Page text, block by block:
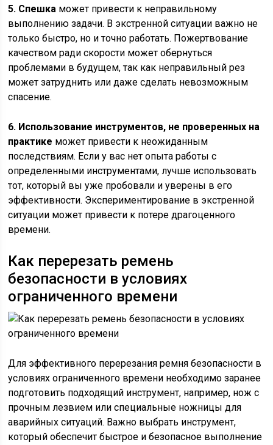
5. Спешка может привести к неправильному
выполнению задачи. В экстренной ситуации важно не
только быстро, но и точно работать. Пожертвование
качеством ради скорости может обернуться
проблемами в будущем, так как неправильный рез
может затруднить или даже сделать невозможным
спасение.
6. Использование инструментов, не проверенных на
практике может привести к неожиданным
последствиям. Если у вас нет опыта работы с
определенными инструментами, лучше использовать
тот, который вы уже пробовали и уверены в его
эффективности. Экспериментирование в экстренной
ситуации может привести к потере драгоценного
времени.
Как перерезать ремень
безопасности в условиях
ограниченного времени
Для эффективного перерезания ремня безопасности в
условиях ограниченного времени необходимо заранее
подготовить подходящий инструмент, например, нож с
прочным лезвием или специальные ножницы для
аварийных ситуаций. Важно выбрать инструмент,
который обеспечит быстрое и безопасное выполнение